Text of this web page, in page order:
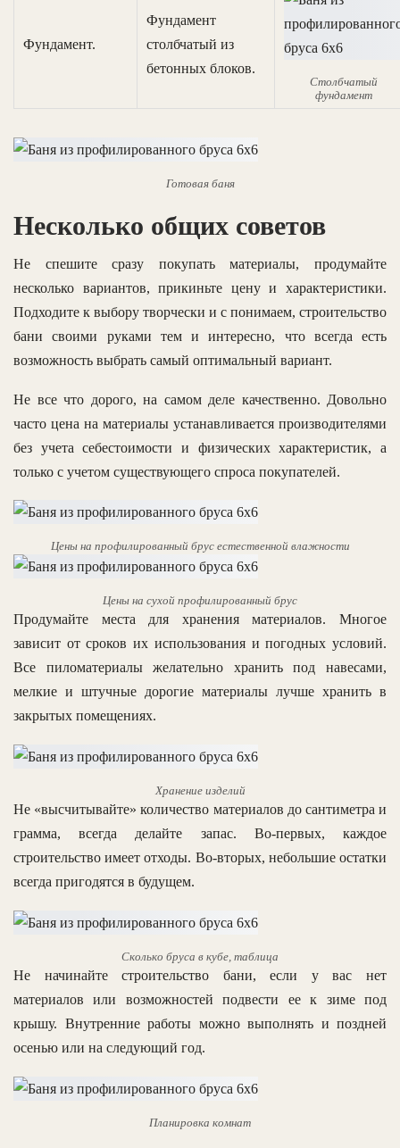
Фундамент.
Фундамент
столбчатый из
бетонных блоков.
Столбчатый
фундамент
Готовая баня
Несколько общих советов
Не спешите сразу покупать материалы, продумайте
несколько вариантов, прикиньте цену и характеристики.
Подходите к выбору творчески и с понимаем, строительство
бани своими руками тем и интересно, что всегда есть
возможность выбрать самый оптимальный вариант.
Не все что дорого, на самом деле качественно. Довольно
часто цена на материалы устанавливается производителями
без учета себестоимости и физических характеристик, а
только с учетом существующего спроса покупателей.
Цены на профилированный брус естественной влажности
Цены на сухой профилированный брус
Продумайте места для хранения материалов. Многое
зависит от сроков их использования и погодных условий.
Все пиломатериалы желательно хранить под навесами,
мелкие и штучные дорогие материалы лучше хранить в
закрытых помещениях.
Хранение изделий
Не «высчитывайте» количество материалов до сантиметра и
грамма, всегда делайте запас. Во-первых, каждое
строительство имеет отходы. Во-вторых, небольшие остатки
всегда пригодятся в будущем.
Cколько бруса в кубе, таблица
Не начинайте строительство бани, если у вас нет
материалов или возможностей подвести ее к зиме под
крышу. Внутренние работы можно выполнять и поздней
осенью или на следующий год.
Планировка комнат